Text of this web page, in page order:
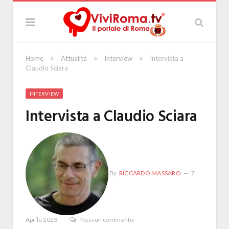
Home » Attualità » Interview »
Intervista a
Claudio Sciara
INTERVIEW
Intervista a Claudio Sciara
By RICCARDO MASSARO 7
Aprile 2023 Nessun commento